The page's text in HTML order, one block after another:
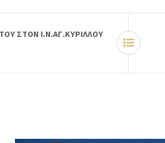
ΣΤΟΝ Ι.Ν.ΑΓ.ΚΥΡΙΛΛΟΥ